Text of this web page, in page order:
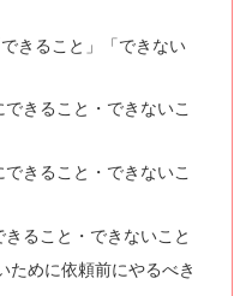
きること」「できない
きること・できないこ
きること・できないこ
ること・できないこと
ために依頼前にやるべき